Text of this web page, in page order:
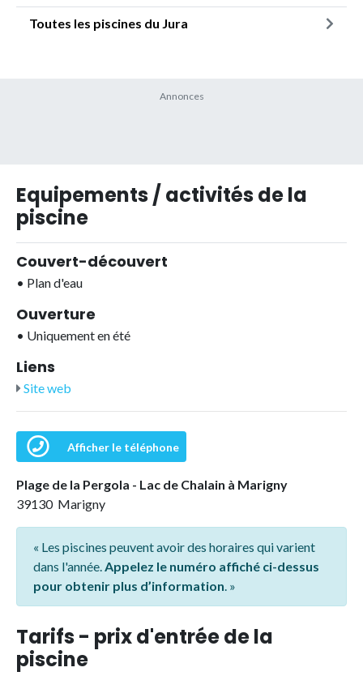
Toutes les piscines du Jura
Equipements / activités de la
piscine
Couvert-découvert
• Plan d'eau
Ouverture
• Uniquement en été
Liens
Site web
Afficher le téléphone
Plage de la Pergola - Lac de Chalain à Marigny
39130 Marigny
« Les piscines peuvent avoir des horaires qui varient
dans l'année.Appelez le numéro affiché ci-dessus
pour obtenir plus d’information. »
Tarifs - prix d'entrée de la
piscine